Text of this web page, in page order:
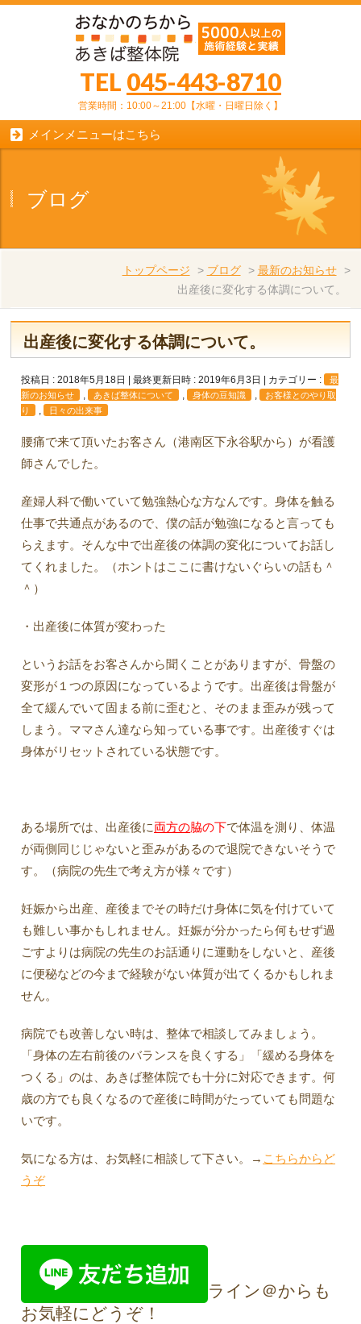
TEL 045-443-8710
営業時間：10:00～21:00【水曜・日曜日除く】
メインメニューはこちら
ブログ
トップページ > ブログ > 最新のお知らせ >
出産後に変化する体調について。
出産後に変化する体調について。
投稿日 : 2018年5月18日 最終更新日時 : 2019年6月3日 カテゴリー :
最
新のお知らせ
あきば整体について 身体の豆知識
お客様とのやり取
り
日々の出来事
腰痛で来て頂いたお客さん（港南区下永谷駅から）が看護
師さんでした。
産婦人科で働いていて勉強熱心な方なんです。身体を触る
仕事で共通点があるので、僕の話が勉強になると言っても
らえます。そんな中で出産後の体調の変化についてお話し
てくれました。（ホントはここに書けないぐらいの話も＾
＾）
・出産後に体質が変わった
というお話をお客さんから聞くことがありますが、骨盤の
変形が１つの原因になっているようです。出産後は骨盤が
全て緩んでいて固まる前に歪むと、そのまま歪みが残って
しまう。ママさん達なら知っている事です。出産後すぐは
身体がリセットされている状態です。
ある場所では、出産後に両方の脇の下で体温を測り、体温
が両側同じじゃないと歪みがあるので退院できないそうで
す。（病院の先生で考え方が様々です）
妊娠から出産、産後までその時だけ身体に気を付けていて
も難しい事かもしれません。妊娠が分かったら何もせず過
ごすよりは病院の先生のお話通りに運動をしないと、産後
に便秘などの今まで経験がない体質が出てくるかもしれま
せん。
病院でも改善しない時は、整体で相談してみましょう。
「身体の左右前後のバランスを良くする」「緩める身体を
つくる」のは、あきば整体院でも十分に対応できます。何
歳の方でも良くなるので産後に時間がたっていても問題な
いです。
気になる方は、お気軽に相談して下さい。→ こちらからど
うぞ
ライン＠からも
お気軽にどうぞ！